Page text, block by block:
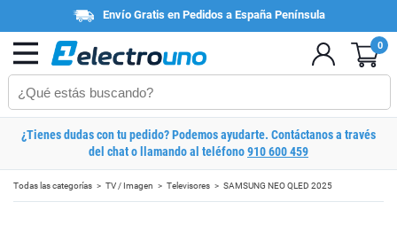
Envío Gratis en Pedidos a España Península
0
¿Tienes dudas con tu pedido? Podemos ayudarte. Contáctanos a través
del chat o llamando al teléfono910 600 459
Todas las categorías TV / Imagen Televisores SAMSUNG NEO QLED 2025